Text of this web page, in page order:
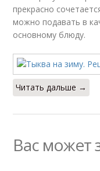
прекрасно
можно подавать в
основному блюду.
Читать дальше →
Вас может